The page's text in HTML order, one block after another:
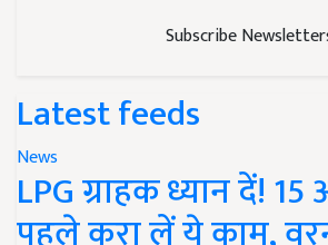
Subscribe
Latest feeds
News
LPG ग्राहक ध्यान दें!